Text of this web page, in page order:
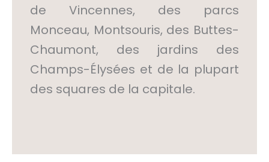
de Vincennes, des parcs
Monceau, Montsouris, des Buttes-
Chaumont, des jardins des
Champs-Élysées et de la plupart
des squares de la capitale.